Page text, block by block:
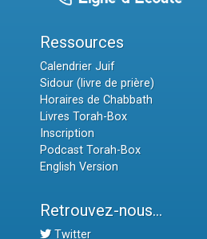
Ressources
Calendrier Juif
Sidour (livre de prière)
Horaires de Chabbath
Livres Torah-Box
Inscription
Podcast Torah-Box
English Version
Retrouvez-nous...
Twitter